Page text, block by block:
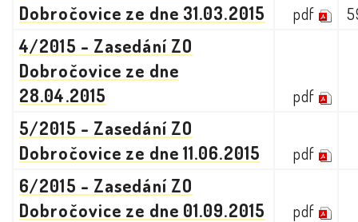
Dobročovice ze dne 31.03.2015
pdf
4/2015 - Zasedání ZO
Dobročovice ze dne
28.04.2015
pdf
5/2015 - Zasedání ZO
Dobročovice ze dne 11.06.2015
pdf
6/2015 - Zasedání ZO
Dobročovice ze dne 01.09.2015
pdf